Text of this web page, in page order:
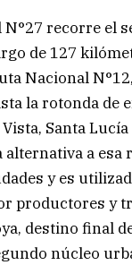
recorre el
de 127
Nacional
la rotonda de
Santa Lucía
alternativa a esa
y es
productores y
destino final
núcleo